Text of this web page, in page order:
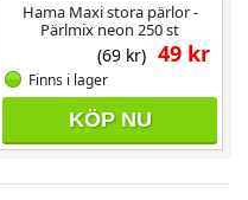
Hama Maxi stora pärlor -
Pärlmix neon 250 st
49 kr
(69 kr)
Finns i lager
KÖP NU